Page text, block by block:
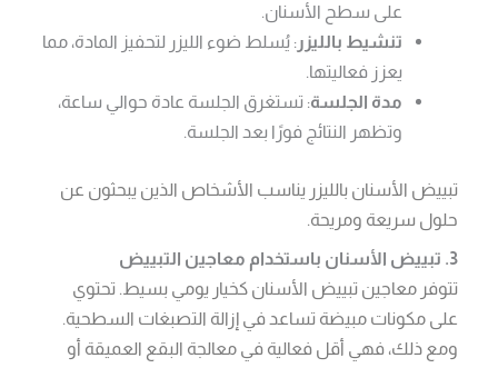
على سطح الأسنان.
تنشيط بالليزر: يُسلط ضوء الليزر لتحفيز المادة، مما
يعزز فعاليتها.
مدة الجلسة: تستغرق الجلسة عادة حوالي ساعة،
وتظهر النتائج فورًا بعد الجلسة.
تبييض الأسنان بالليزر يناسب الأشخاص الذين يبحثون عن
حلول سريعة ومريحة.
3. تبييض الأسنان باستخدام معاجين التبييض
تتوفر معاجين تبييض الأسنان كخيار يومي بسيط. تحتوي
على مكونات مبيضة تساعد في إزالة التصبغات السطحية.
ومع ذلك، فهي أقل فعالية في معالجة البقع العميقة أو